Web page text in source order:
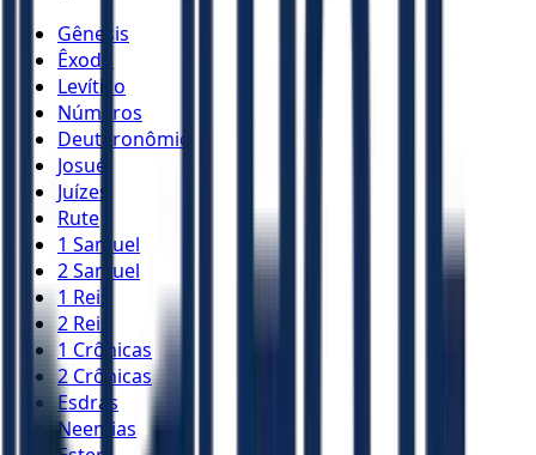
Gênesis
Êxodo
Levítico
Números
Deuteronômio
Josué
Juízes
Rute
1 Samuel
2 Samuel
1 Reis
2 Reis
1 Crônicas
2 Crônicas
Esdras
Neemias